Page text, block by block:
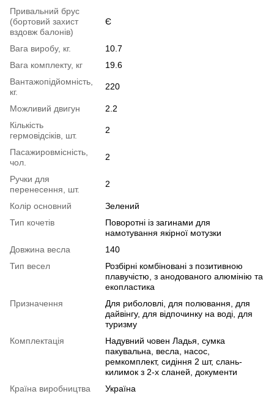
Привальний брус
(бортовий захист
вздовж балонів)
Є
Вага виробу, кг.
10.7
Вага комплекту, кг
19.6
Вантажопідйомність,
кг.
220
Можливий двигун
2.2
Кількість
гермовідсіків, шт.
2
Пасажировмісність,
чол.
2
Ручки для
перенесення, шт.
2
Колір основний
Зелений
Тип кочетiв
Поворотні із загинами для
намотування якірної мотузки
Довжина весла
140
Тип весел
Розбірні комбіновані з позитивною
плавучістю, з анодованого алюмінію та
екопластика
Призначення
Для риболовлі, для полювання, для
дайвінгу, для відпочинку на воді, для
туризму
Комплектація
Надувний човен Ладья, сумка
пакувальна, весла, насос,
ремкомплект, сидіння 2 шт, слань-
килимок з 2-х сланей, документи
Країна виробництва
Україна